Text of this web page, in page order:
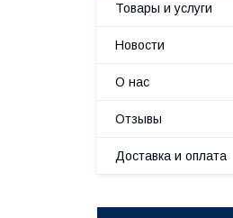
Товары и услуги
Новости
О нас
Отзывы
Доставка и оплата